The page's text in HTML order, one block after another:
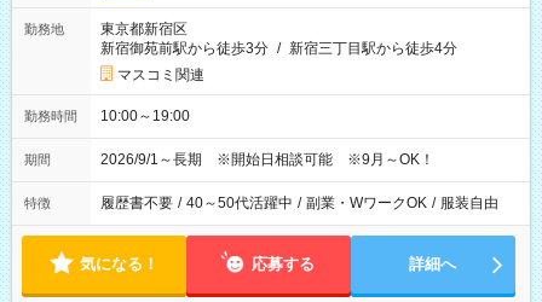
勤務地
東京都新宿区
新宿御苑前駅から徒歩3分 / 新宿三丁目駅から徒歩4分
マスコミ関連
勤務時間 10:00～19:00
期間 2026/9/1～長期 ※開始日相談可能 ※9月～OK！
特徴 履歴書不要 / 40～50代活躍中 / 副業・WワークOK / 服装自由
気になる！ 応募する 詳細へ